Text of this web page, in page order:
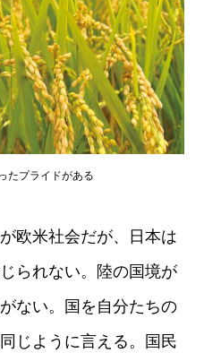
たプライドがある
欧米社会だが、日本は
られない。陸の国境が
ない。国を自分たちの
じように言える。国民